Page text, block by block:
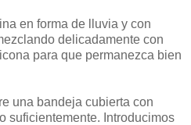
en forma de lluvia y con
delicadamente con
para que permanezca bien
una bandeja cubierta con
suficientemente. Introducimos